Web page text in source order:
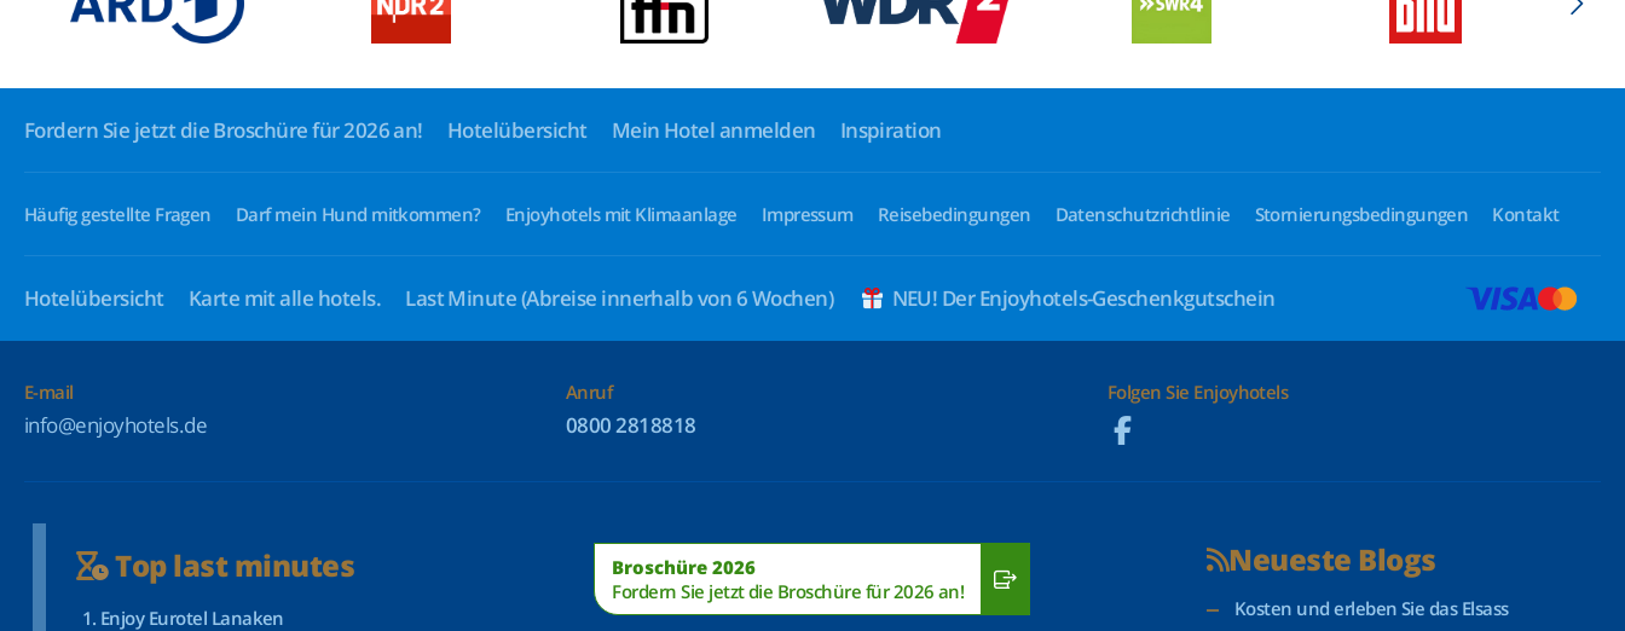
Fordern Sie jetzt die Broschüre für 2026 an! Hotelübersicht Mein Hotel anmelden Inspiration
Häufig gestellte Fragen Darf mein Hund mitkommen? Enjoyhotels mit Klimaanlage Impressum Reisebedingungen Datenschutzrichtlinie Stornierungsbedingungen Kontakt
Hotelübersicht Karte mit alle hotels. Last Minute(Abreise innerhalb von 6 Wochen) NEU! Der Enjoyhotels-Geschenkgutschein
E-mail
info@enjoyhotels.de
Anruf
0800 2818818
Folgen Sie Enjoyhotels
Top last minutes
Enjoy Eurotel Lanaken
Broschüre 2026
Fordern Sie jetzt die Broschüre für 2026 an!
Neueste Blogs
Kosten und erleben Sie das Elsass